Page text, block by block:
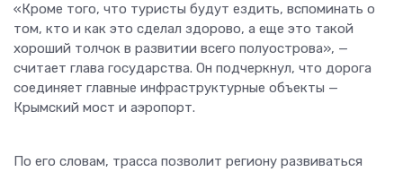
«Кроме того, что туристы будут ездить, вспоминать о
том, кто и как это сделал здорово, а еще это такой
хороший толчок в развитии всего полуострова», —
считает глава государства. Он подчеркнул, что дорога
соединяет главные инфраструктурные объекты —
Крымский мост и аэропорт.
По его словам, трасса позволит региону развиваться